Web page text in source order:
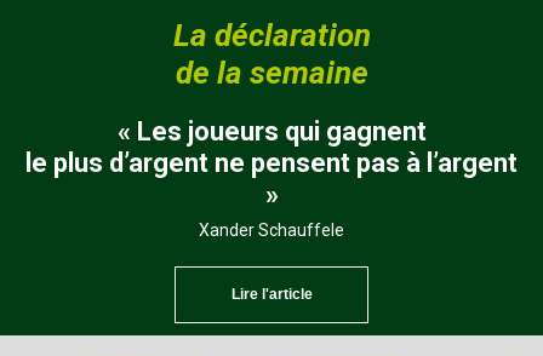
La déclaration
de la semaine
« Les joueurs qui gagnent
le plus d’argent ne pensent pas à l’argent
»
Xander Schauffele
Lire l'article